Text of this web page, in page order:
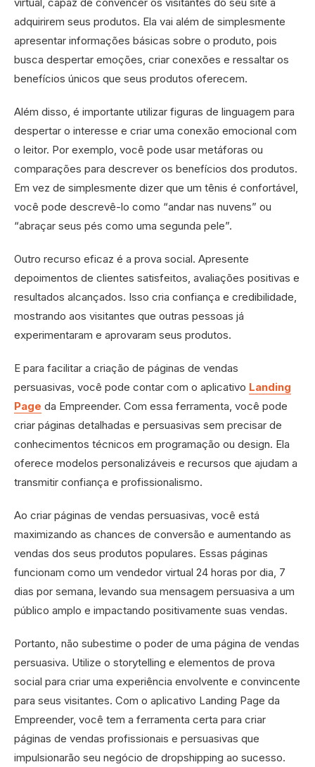
adquirirem seus produtos. Ela vai além de simplesmente
apresentar informações básicas sobre o produto, pois
busca despertar emoções, criar conexões e ressaltar os
benefícios únicos que seus produtos oferecem.
Além disso, é importante utilizar figuras de linguagem para
despertar o interesse e criar uma conexão emocional com
o leitor. Por exemplo, você pode usar metáforas ou
comparações para descrever os benefícios dos produtos.
Em vez de simplesmente dizer que um tênis é confortável,
você pode descrevê-lo como “andar nas nuvens” ou
“abraçar seus pés como uma segunda pele”.
Outro recurso eficaz é a prova social. Apresente
depoimentos de clientes satisfeitos, avaliações positivas e
resultados alcançados. Isso cria confiança e credibilidade,
mostrando aos visitantes que outras pessoas já
experimentaram e aprovaram seus produtos.
E para facilitar a criação de páginas de vendas
persuasivas, você pode contar com o aplicativo Landing
Page da Empreender. Com essa ferramenta, você pode
criar páginas detalhadas e persuasivas sem precisar de
conhecimentos técnicos em programação ou design. Ela
oferece modelos personalizáveis e recursos que ajudam a
transmitir confiança e profissionalismo.
Ao criar páginas de vendas persuasivas, você está
maximizando as chances de conversão e aumentando as
vendas dos seus produtos populares. Essas páginas
funcionam como um vendedor virtual 24 horas por dia, 7
dias por semana, levando sua mensagem persuasiva a um
público amplo e impactando positivamente suas vendas.
Portanto, não subestime o poder de uma página de vendas
persuasiva. Utilize o storytelling e elementos de prova
social para criar uma experiência envolvente e convincente
para seus visitantes. Com o aplicativo Landing Page da
Empreender, você tem a ferramenta certa para criar
páginas de vendas profissionais e persuasivas que
impulsionarão seu negócio de dropshipping ao sucesso.